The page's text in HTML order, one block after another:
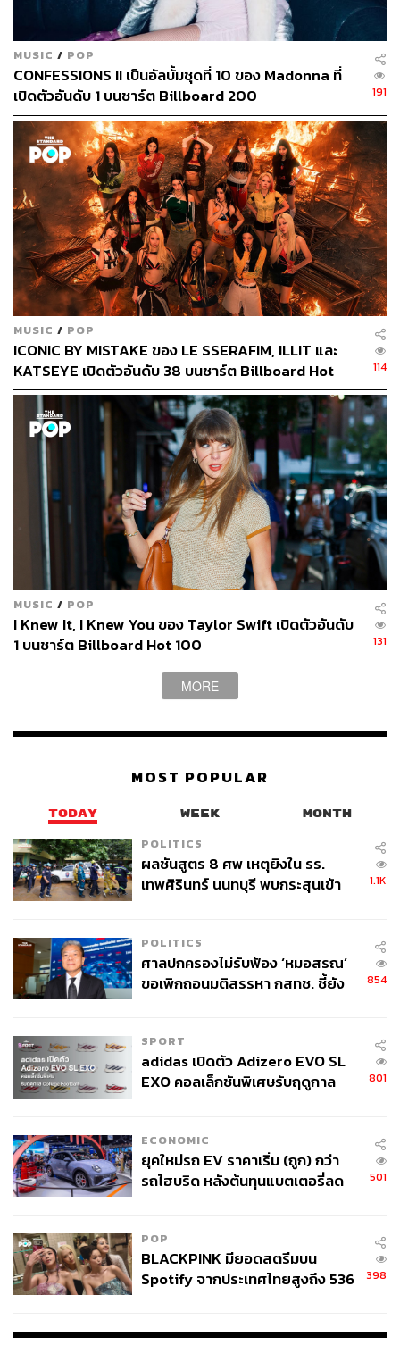
MUSIC / POP
CONFESSIONS II เป็นอัลบั้มชุดที่ 10 ของ Madonna ที่
เปิดตัวอันดับ 1 บนชาร์ต Billboard 200
191
MUSIC / POP
ICONIC BY MISTAKE ของ LE SSERAFIM, ILLIT และ
KATSEYE เปิดตัวอันดับ 38 บนชาร์ต Billboard Hot
100
114
MUSIC / POP
I Knew It, I Knew You ของ Taylor Swift เปิดตัวอันดับ
1 บนชาร์ต Billboard Hot 100
131
MORE
MOST POPULAR
TODAY WEEK MONTH
POLITICS
ผลชันสูตร 8 ศพ เหตุยิงใน รร.
เทพศิรินทร์ นนทบุรี พบกระสุนเข้า
1.1K
POLITICS
ศาลปกครองไม่รับฟ้อง ‘หมอสรณ’
ขอเพิกถอนมติสรรหา กสทช. ชี้ยัง
854
SPORT
adidas เปิดตัว Adizero EVO SL
EXO คอลเล็กชันพิเศษรับฤดูกาล
801
ECONOMIC
ยุคใหม่รถ EV ราคาเริ่ม (ถูก) กว่า
รถไฮบริด หลังต้นทุนแบตเตอรี่ลด
501
POP
BLACKPINK มียอดสตรีมบน
Spotify จากประเทศไทยสูงถึง 536
398